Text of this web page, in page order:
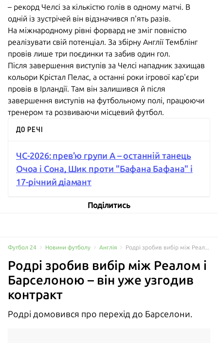
– рекорд Челсі за кількістю голів в одному матчі. В
одній із зустрічей він відзначився п'ять разів.
На міжнародному рівні форвард не зміг повністю
реалізувати свій потенціал. За збірну Англії Темблінг
провів лише три поєдинки та забив один гол.
Після завершення виступів за Челсі нападник захищав
кольори Крістал Пелас, а останні роки ігрової кар'єри
провів в Ірландії. Там він залишився й після
завершення виступів на футбольному полі, працюючи
тренером та розвиваючи місцевий футбол.
ДО РЕЧІ
ЧС-2026: прев'ю групи A – останній танець
Очоа і Сона, Шик проти "Бафана Бафана" і
17-річний діамант
Поділитись